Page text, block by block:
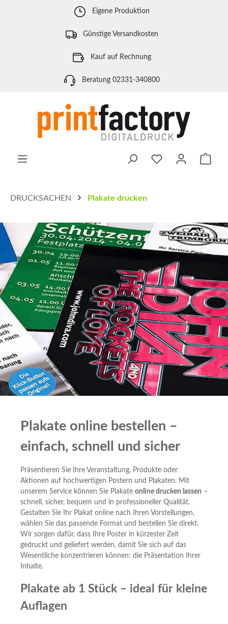
Zum Hauptinhalt springen Eigene Produktion
Günstige Versandkosten
Kauf auf Rechnung
Beratung 02331-340800
DRUCKSACHEN Plakate drucken
Plakate online bestellen –
einfach, schnell und sicher
Präsentieren Sie Ihre Veranstaltung, Produkte oder
Aktionen auf hochwertigen Postern und Plakaten. Mit
unserem Service können Sie Plakate online drucken lassen –
schnell, sicher, bequem und in professioneller Qualität.
Gestalten Sie Ihr Plakat online nach Ihren Vorstellungen,
wählen Sie das passende Format und bestellen Sie direkt.
Wir sorgen dafür, dass Ihre Poster in kürzester Zeit
gedruckt und geliefert werden, damit Sie sich auf das
Wesentliche konzentrieren können: die Präsentation Ihrer
Inhalte.
Plakate ab 1 Stück – ideal für kleine
Auflagen